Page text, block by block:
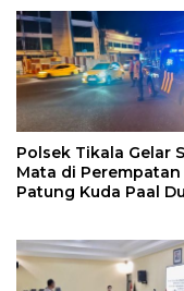
Polsek Tikala Gelar
Mata di Perempatan
Patung Kuda Paal